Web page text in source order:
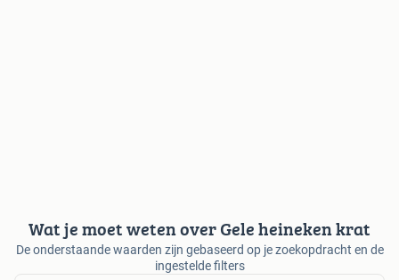
Wat je moet weten over Gele heineken krat
De onderstaande waarden zijn gebaseerd op je zoekopdracht en de
ingestelde filters